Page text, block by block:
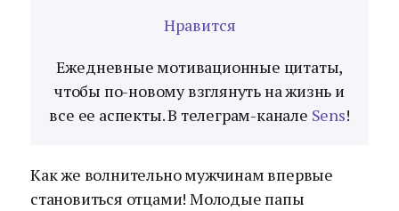
Нравится
Ежедневные мотивационные цитаты,
чтобы по-новому взглянуть на жизнь и
все ее аспекты. В телеграм-канале Sens!
Как же волнительно мужчинам впервые
становиться отцами! Молодые папы